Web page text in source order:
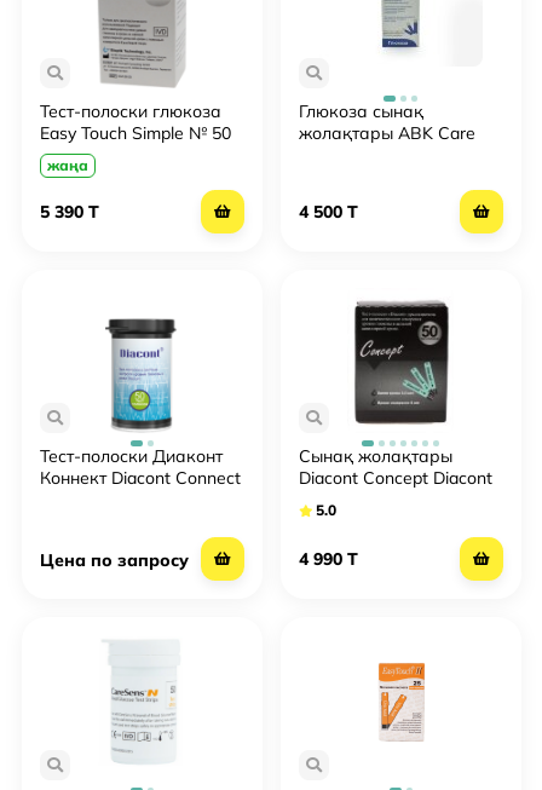
Тест-полоски глюкоза
Easy Touch Simple № 50
жаңа
5 390 T
Глюкоза сынақ
жолақтары ABK Care
4 500 T
Тест-полоски Диаконт
Коннект Diacont Connect
Цена по запросу
Сынақ жолақтары
Diacont Concept Diacont
Concept №50
5.0
4 990 T